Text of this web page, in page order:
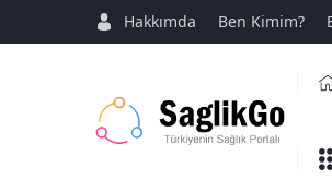
Hakkımda Ben Kimim?